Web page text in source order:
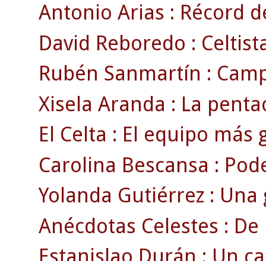
Antonio Arias : Récord
David Reboredo :
Rubén Sanmartín :
Xisela Aranda : La
El Celta : El equipo más
Carolina Bescansa :
Yolanda Gutiérrez :
Anécdotas Celestes :